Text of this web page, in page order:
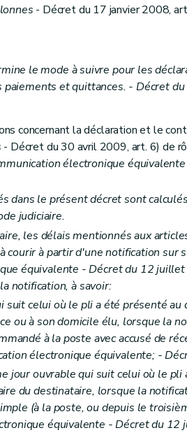
de restitutions
- Décret du 17 janvier 2008,
le mode à suivre pour les
paiements et quittances. - Décret
concernant la déclaration et le
- Décret du 30 avril 2009, art. 6) de
électronique
dans le présent décret sont
judiciaire.
les délais mentionnés aux
courir à partir d'une notification sur
équivalente - Décret du 12
notification, à savoir:
suit celui où le pli a été présenté
ou à son domicile élu, lorsque la
à la poste avec accusé de
électronique équivalente; -
jour ouvrable qui suit celui où le pli
du destinataire, lorsque la
(à la poste, ou depuis le
équivalente - Décret du 12